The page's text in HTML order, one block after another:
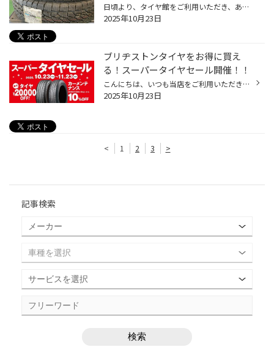
日頃より、タイヤ館をご利用いただき、ありがとうございます。 さて、当店と同じチェーン店の近隣タイヤ館店舗で作業いたしましたタイヤ交換作業をご紹介します。 （WEB掲載をご快諾いただきましたお客様！大変感謝しております。 いつもご愛顧いただき誠にありがとうございます！！） おクルマ：ス...
2025年10月23日
ブリヂストンタイヤをお得に買え
る！スーパータイヤセール開催！！
こんにちは、いつも当店をご利用いただきましてありがとうございます。 コクピット・タイヤ館では、ブリヂストンタイヤをお得に買える！ スーパータイヤセールを開催いたします！ ブリヂストンのタイヤを4本ご購入で最大20,000OFF！ タイヤをお得にご購入頂けるチャンスです！ 夏タイヤの交換やスタ...
2025年10月23日
< 1 2 3 >
記事検索